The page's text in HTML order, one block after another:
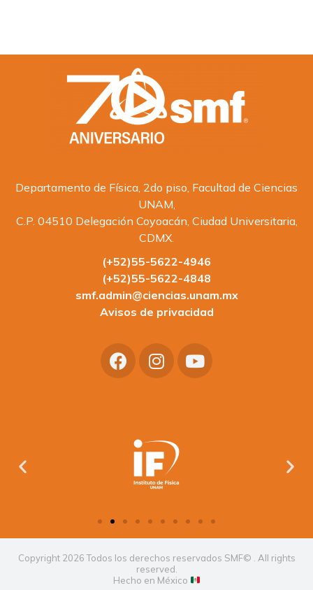
Departamento de Física, 2do piso, Facultad de Ciencias
UNAM,
C.P. 04510 Delegación Coyoacán, Ciudad Universitaria,
CDMX.
(+52)55-5622-4946
(+52)55-5622-4848
smf.admin@ciencias.unam.mx
Avisos de privacidad
Copyright 2026 Todos los derechos reservados SMF© . All rights
reserved.
Hecho en México